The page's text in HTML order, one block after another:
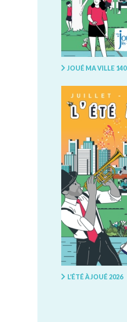
JOUÉ MA VILLE 140
L’ÉTÉ À JOUÉ 2026